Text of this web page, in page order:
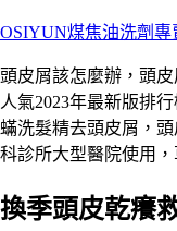
跳
主
要
內
容
OSIYUN煤焦油洗劑專
頭皮屑該怎麼辦，頭
人氣2023年最新版排
蟎洗髮精去頭皮屑，
科診所大型醫院使用
換季頭皮乾癢